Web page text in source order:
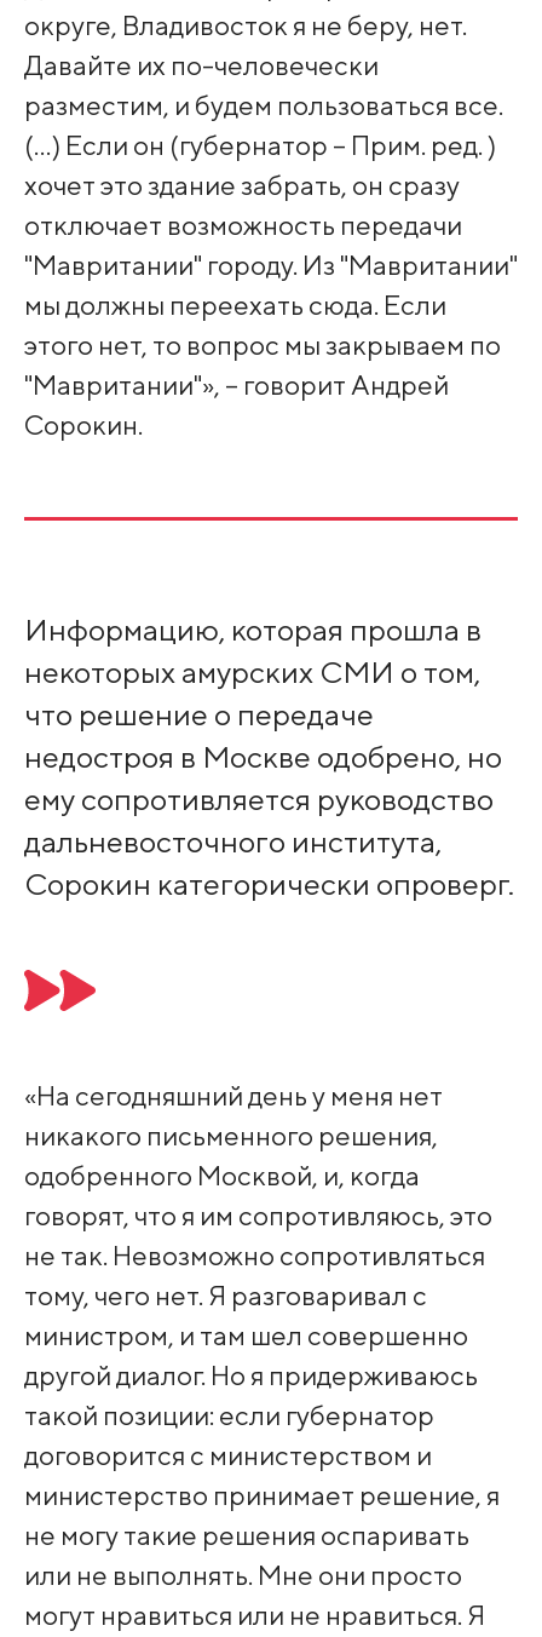
округе, Владивосток я не беру, нет.
Давайте их по-человечески
разместим, и будем пользоваться все.
(…) Если он (губернатор – Прим. ред. )
хочет это здание забрать, он сразу
отключает возможность передачи
"Мавритании" городу. Из "Мавритании"
мы должны переехать сюда. Если
этого нет, то вопрос мы закрываем по
"Мавритании"», – говорит Андрей
Сорокин.
Информацию, которая прошла в
некоторых амурских СМИ о том,
что решение о передаче
недостроя в Москве одобрено, но
ему сопротивляется руководство
дальневосточного института,
Сорокин категорически опроверг.
«На сегодняшний день у меня нет
никакого письменного решения,
одобренного Москвой, и, когда
говорят, что я им сопротивляюсь, это
не так. Невозможно сопротивляться
тому, чего нет. Я разговаривал с
министром, и там шел совершенно
другой диалог. Но я придерживаюсь
такой позиции: если губернатор
договорится с министерством и
министерство принимает решение, я
не могу такие решения оспаривать
или не выполнять. Мне они просто
могут нравиться или не нравиться. Я